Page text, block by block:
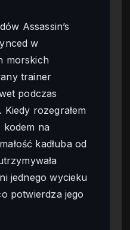
Assassin’s
w
morskich
trainer
podczas
rozegrałem
kodem na
kadłuba od
jednego wycieku
potwierdza jego